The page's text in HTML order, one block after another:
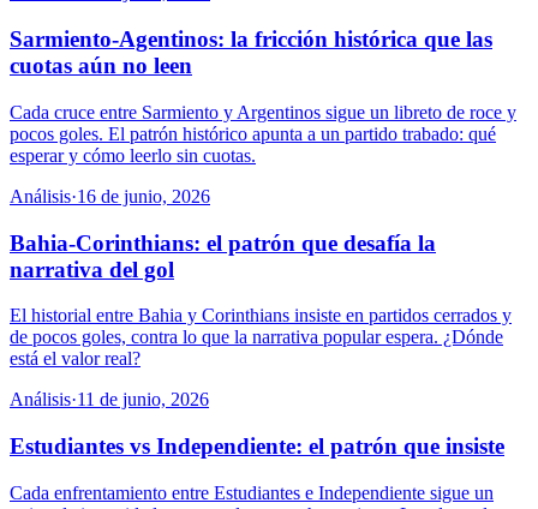
Sarmiento-Agentinos: la fricción histórica que las
cuotas aún no leen
Cada cruce entre Sarmiento y Argentinos sigue un libreto de roce y
pocos goles. El patrón histórico apunta a un partido trabado: qué
esperar y cómo leerlo sin cuotas.
Análisis·16 de junio, 2026
Bahia-Corinthians: el patrón que desafía la
narrativa del gol
El historial entre Bahia y Corinthians insiste en partidos cerrados y
de pocos goles, contra lo que la narrativa popular espera. ¿Dónde
está el valor real?
Análisis·11 de junio, 2026
Estudiantes vs Independiente: el patrón que insiste
Cada enfrentamiento entre Estudiantes e Independiente sigue un